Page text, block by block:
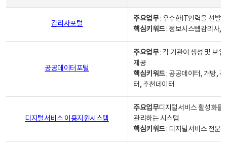
감리사포털
주요업무: 우수한IT인력을 선발
핵심키워드: 정보시스템감리사,
공공데이터포털
주요업무: 각 기관이 생성 및 보
제공
핵심키워드: 공공데이터, 개방,
터, 추천데이터
디지털서비스 이용지원시스템
주요업무디지털서비스 활성화를
관리하는 시스템
핵심키워드: 디지털서비스 전문